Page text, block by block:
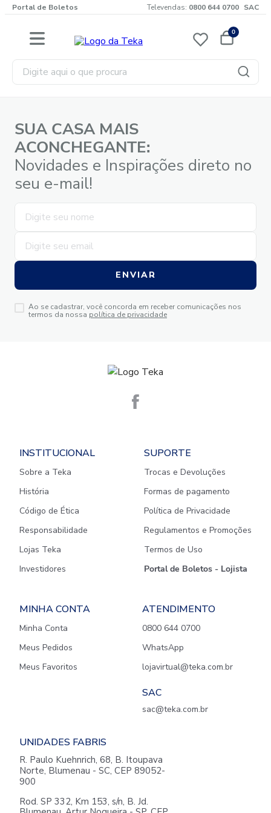
Portal de Boletos Televendas: 0800 644 0700 SAC
0
Digite aqui o que procura
SUA CASA MAIS
ACONCHEGANTE:
Novidades e Inspirações direto no
seu e-mail!
ENVIAR
Ao se cadastrar, você concorda em receber comunicações nos
termos da nossa política de privacidade
INSTITUCIONAL
Sobre a Teka
História
Código de Ética
Responsabilidade
Lojas Teka
Investidores
SUPORTE
Trocas e Devoluções
Formas de pagamento
Política de Privacidade
Regulamentos e Promoções
Termos de Uso
Portal de Boletos - Lojista
MINHA CONTA
Minha Conta
Meus Pedidos
Meus Favoritos
ATENDIMENTO
0800 644 0700
WhatsApp
lojavirtual@teka.com.br
SAC
sac@teka.com.br
UNIDADES FABRIS
R. Paulo Kuehnrich, 68, B. Itoupava
Norte, Blumenau - SC, CEP 89052-
900
Rod. SP 332, Km 153, s/n, B. Jd.